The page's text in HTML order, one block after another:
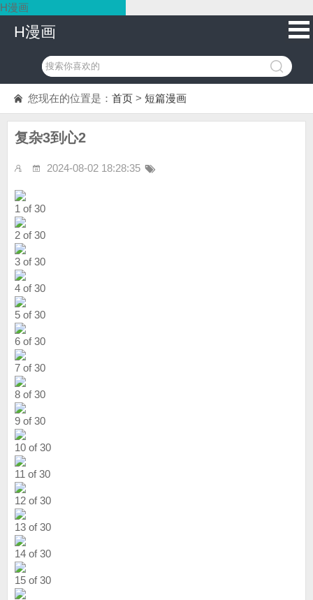
H漫画
H漫画
您现在的位置是： 首页 > 短篇漫画
复杂3到心2
2024-08-02 18:28:35
1 of 30
2 of 30
3 of 30
4 of 30
5 of 30
6 of 30
7 of 30
8 of 30
9 of 30
10 of 30
11 of 30
12 of 30
13 of 30
14 of 30
15 of 30